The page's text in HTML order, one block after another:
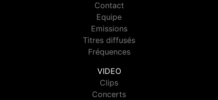
Contact
Equipe
Emissions
Titres diffusés
Fréquences
VIDEO
Clips
Concerts